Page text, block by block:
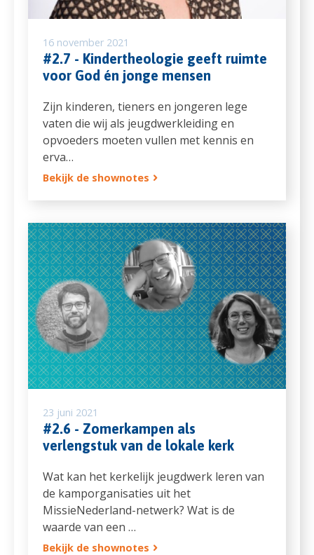
16 november 2021
#2.7 - Kindertheologie geeft ruimte
voor God én jonge mensen
Zijn kinderen, tieners en jongeren lege
vaten die wij als jeugdwerkleiding en
opvoeders moeten vullen met kennis en
erva…
Bekijk de shownotes
23 juni 2021
#2.6 - Zomerkampen als
verlengstuk van de lokale kerk
Wat kan het kerkelijk jeugdwerk leren van
de kamporganisaties uit het
MissieNederland-netwerk? Wat is de
waarde van een …
Bekijk de shownotes